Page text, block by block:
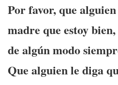
Por favor, que
madre que estoy
de algún modo
Que alguien le diga